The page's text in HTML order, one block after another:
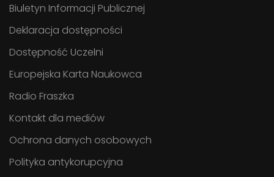
Biuletyn Informacji Publicznej
Deklaracja dostępności
Dostępność Uczelni
Europejska Karta Naukowca
Radio Fraszka
Kontakt dla mediów
Ochrona danych osobowych
Polityka antykorupcyjna